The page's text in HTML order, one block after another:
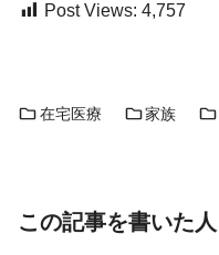
Post Views: 4,757
在宅医療 家族
この記事を書いた人